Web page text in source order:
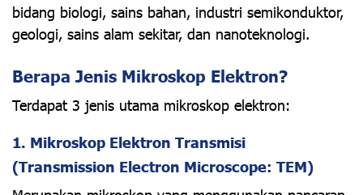
bidang biologi, sains bahan, industri semikonduktor,
geologi, sains alam sekitar, dan nanoteknologi.
Berapa Jenis Mikroskop Elektron?
Terdapat 3 jenis utama mikroskop elektron:
1. Mikroskop Elektron Transmisi
(Transmission Electron Microscope: TEM)